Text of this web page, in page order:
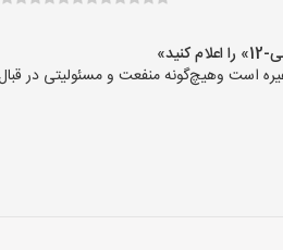
است وهیچ‌گونه منفعت و مسئولیتی در